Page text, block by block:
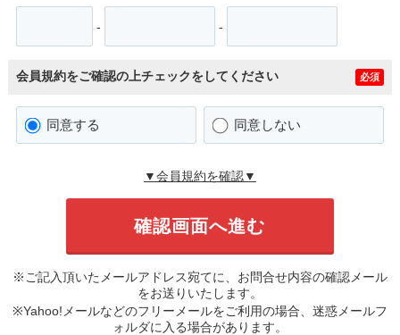
- -
会員規約をご確認の上チェックをしてください 必須
同意する 同意しない
▼会員規約を確認▼
※ご記入頂いたメールアドレス宛てに、お問合せ内容の確認メール
をお送りいたします。
※Yahoo!メールなどのフリーメールをご利用の場合、迷惑メールフ
ォルダに入る場合があります。